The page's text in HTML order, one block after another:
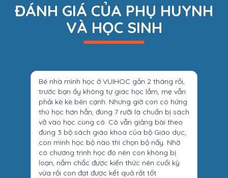
ĐÁNH GIÁ CỦA PHỤ HUYNH
VÀ HỌC SINH
Bé nhà mình học ở VUIHOC gần 2 tháng rồi,
trước bạn ấy không tự giác học lắm, mẹ vẫn
phải kè kè bên cạnh. Nhưng giờ con có hứng
thú học hơn hẳn, đúng 7 rưỡi là chuẩn bị sách
vở vào học cùng cô. Cô vẫn giảng bài theo
đúng 3 bộ sách giáo khoa của bộ Giáo dục,
con mình học bộ nào thì chọn bộ nấy. Nhờ
có chương trình học đó nên con không bị
loạn, nắm chắc được kiến thức nên cuối kỳ
vừa rồi con đạt được kết quả rất tốt.